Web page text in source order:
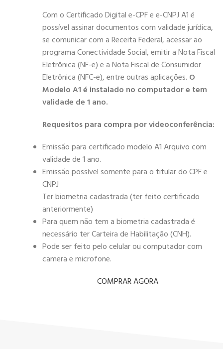
Com o Certificado Digital e-CPF e e-CNPJ A1 é
possível assinar documentos com validade jurídica,
se comunicar com a Receita Federal, acessar ao
programa Conectividade Social, emitir a Nota Fiscal
Eletrônica (NF-e) e a Nota Fiscal de Consumidor
Eletrônica (NFC-e), entre outras aplicações. O
Modelo A1 é instalado no computador e tem
validade de 1 ano.
Requesitos para compra por videoconferência:
Emissão para certificado modelo A1 Arquivo com
validade de 1 ano.
Emissão possível somente para o titular do CPF e
CNPJ
Ter biometria cadastrada (ter feito certificado
anteriormente)
Para quem não tem a biometria cadastrada é
necessário ter Carteira de Habilitação (CNH).
Pode ser feito pelo celular ou computador com
camera e microfone.
COMPRAR AGORA